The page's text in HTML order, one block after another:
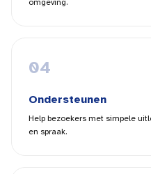
omgeving.
04
Ondersteunen
Help bezoekers met simpele
en spraak.